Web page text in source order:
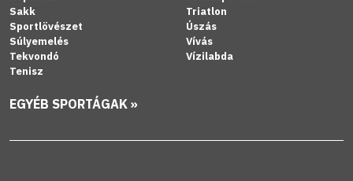
Sakk
Sportlövészet
Súlyemelés
Tekvondó
Tenisz
Triatlon
Úszás
Vívás
Vízilabda
EGYÉB SPORTÁGAK »